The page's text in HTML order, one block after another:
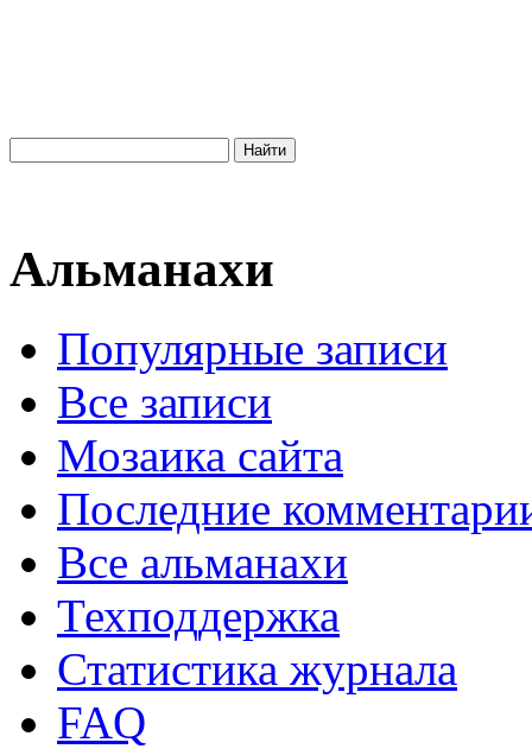
Альманахи
Популярные записи
Все записи
Мозаика сайта
Последние
Все альманахи
Техподдержка
Статистика журнала
FAQ